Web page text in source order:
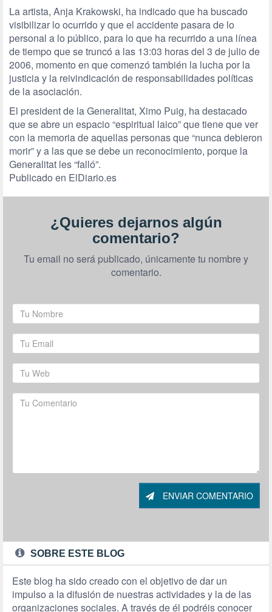
La artista, Anja Krakowski, ha indicado que ha buscado
visibilizar lo ocurrido y que el accidente pasara de lo
personal a lo público, para lo que ha recurrido a una línea
de tiempo que se truncó a las 13:03 horas del 3 de julio de
2006, momento en que comenzó también la lucha por la
justicia y la reivindicación de responsabilidades políticas
de la asociación.
El president de la Generalitat, Ximo Puig, ha destacado
que se abre un espacio “espiritual laico” que tiene que ver
con la memoria de aquellas personas que “nunca debieron
morir” y a las que se debe un reconocimiento, porque la
Generalitat les “falló”.
Publicado en ElDiario.es
¿Quieres dejarnos algún
comentario?
Tu email no será publicado, únicamente tu nombre y
comentario.
ENVIAR COMENTARIO
SOBRE ESTE BLOG
Este blog ha sido creado con el objetivo de dar un
impulso a la difusión de nuestras actividades y la de las
organizaciones sociales. A través de él podréis conocer